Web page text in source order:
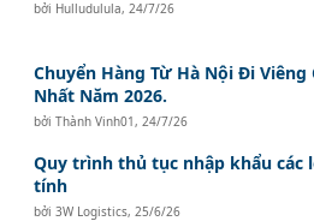
bởi Hulludulula, 24/7/26
Chuyển Hàng Từ Hà Nội Đi Viêng
Nhất Năm 2026.
bởiThành Vinh01 , 24/7/26
Quy trình thủ tục nhập khẩu các
tính
bởi3W Logistics, 25/6/26